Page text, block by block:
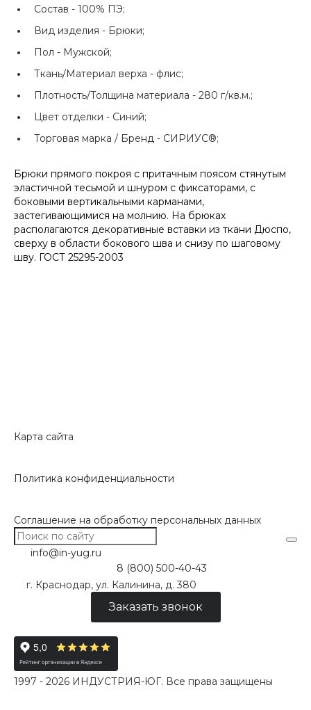
Состав - 100% ПЭ;
Вид изделия - Брюки;
Пол - Мужской;
Ткань/Материал верха - флис;
Плотность/Толщина материала - 280 г/кв.м.;
Цвет отделки - Синий;
Торговая марка / Бренд - СИРИУС®;
Брюки прямого покроя с притачным поясом стянутым
эластичной тесьмой и шнуром с фиксаторами, с
боковыми вертикальными карманами,
застегивающимися на молнию. На брюках
располагаются декоративные вставки из ткани Дюспо,
сверху в области бокового шва и снизу по шаговому
шву. ГОСТ 25295-2003
Карта сайта
Политика конфиденциальности
Соглашение на обработку персональных данных
info@in-yug.ru
8 (800) 500-40-43
г. Краснодар, ул. Калинина, д. 380
Заказать звонок
1997 - 2026 ИНДУСТРИЯ-ЮГ. Все права защищены